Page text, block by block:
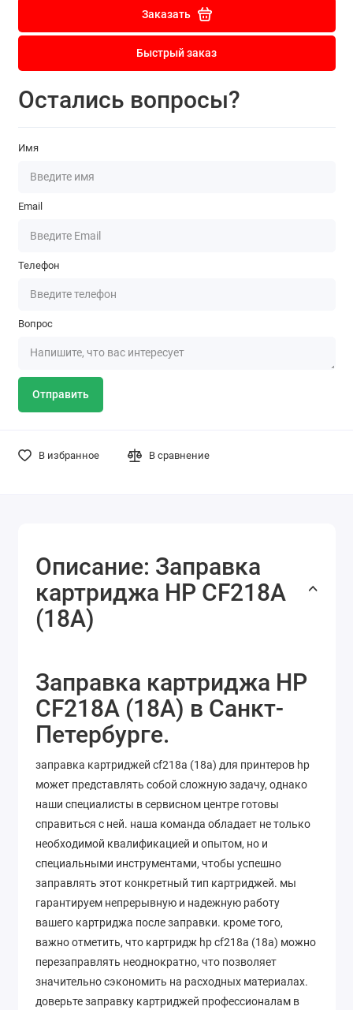
Заказать
Быстрый заказ
Остались вопросы?
Имя
Email
Телефон
Вопрос
Отправить
В избранное В сравнение
Описание: Заправка
картриджа HP CF218A
(18A)
Заправка картриджа HP
CF218A (18A) в Санкт-
Петербурге.
заправка картриджей cf218a (18a) для принтеров hp
может представлять собой сложную задачу, однако
наши специалисты в сервисном центре готовы
справиться с ней. наша команда обладает не только
необходимой квалификацией и опытом, но и
специальными инструментами, чтобы успешно
заправлять этот конкретный тип картриджей. мы
гарантируем непрерывную и надежную работу
вашего картриджа после заправки. кроме того,
важно отметить, что картридж hp cf218a (18a) можно
перезаправлять неоднократно, что позволяет
значительно сэкономить на расходных материалах.
доверьте заправку картриджей профессионалам в